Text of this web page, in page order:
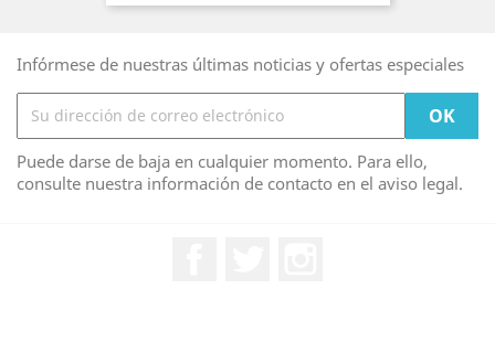
Infórmese de nuestras últimas noticias y ofertas especiales
Puede darse de baja en cualquier momento. Para ello,
consulte nuestra información de contacto en el aviso legal.